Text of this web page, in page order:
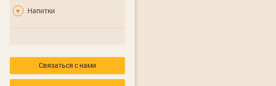
▼ Напитки
Связаться с нами